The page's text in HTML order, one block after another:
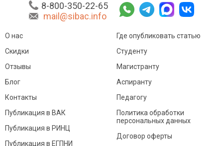
8-800-350-22-65
mail@sibac.info
О нас
Скидки
Отзывы
Блог
Контакты
Где опубликовать статью
Студенту
Магистранту
Аспиранту
Педагогу
Публикация в ВАК
Публикация в РИНЦ
Публикация в ЕГПНИ
Политика обработки
персональных данных
Договор оферты